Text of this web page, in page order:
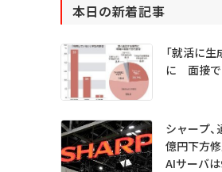
本日の新着記事
「就活に生
に 面接で
シャープ
億円下方
AIサーバ